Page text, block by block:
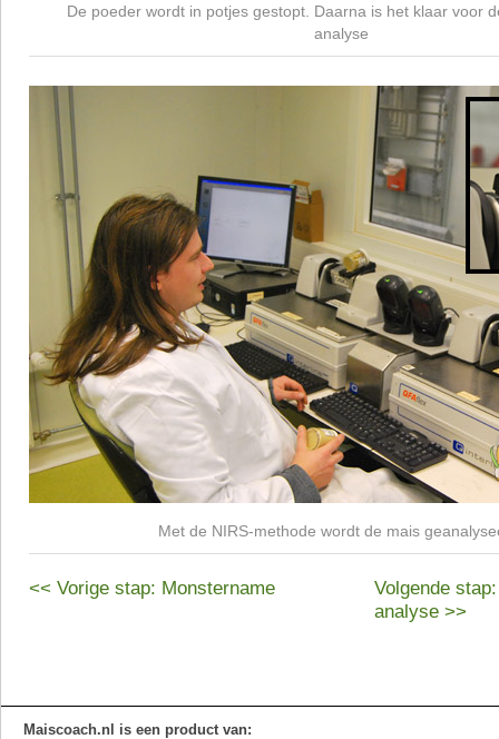
De poeder wordt in potjes gestopt. Daarna is het klaar voor
analyse
Met de NIRS-methode wordt de mais
<< Vorige stap: Monstername
Volgende
analyse >>
Maiscoach.nl is een product van: